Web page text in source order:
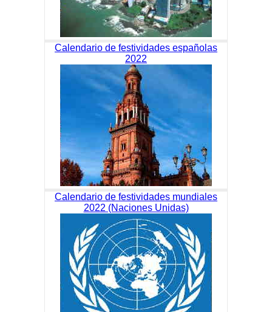
Calendario de festividades españolas
2022
Calendario de festividades mundiales
2022 (Naciones Unidas)